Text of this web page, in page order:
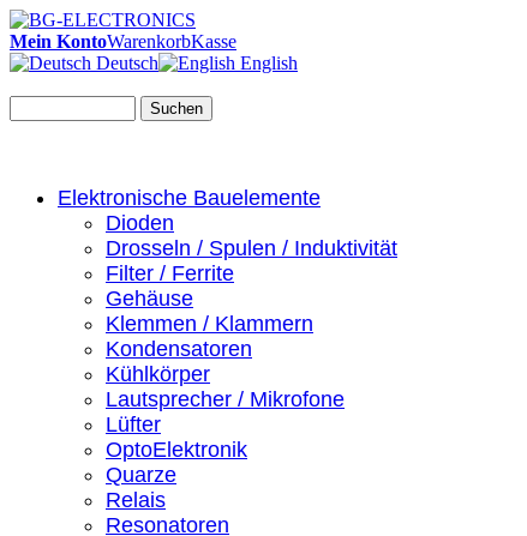
Mein KontoWarenkorbKasse
Deutsch
English
Suchen
Elektronische Bauelemente
Dioden
Drosseln / Spulen / Induktivität
Filter / Ferrite
Gehäuse
Klemmen / Klammern
Kondensatoren
Kühlkörper
Lautsprecher / Mikrofone
Lüfter
OptoElektronik
Quarze
Relais
Resonatoren